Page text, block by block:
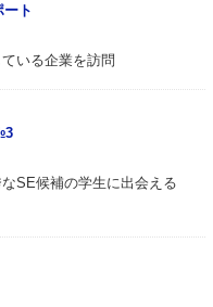
ト
いる企業を訪問
SE候補の学生に出会える